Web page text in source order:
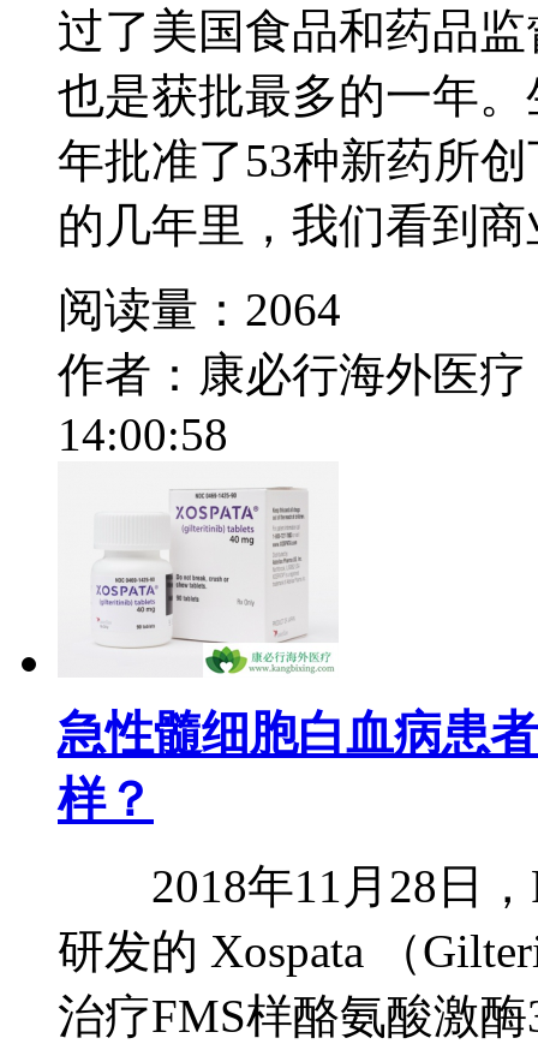
过了美国食品和药品
也是获批最多的一年
年批准了53种新药
的几年里，我们看到
阅读量：2064
作者：康必行海外医疗
14:00:58
急性髓细胞白血病患
样？
2018年11月28日，
研发的 Xospata （
治疗FMS样酪氨酸激